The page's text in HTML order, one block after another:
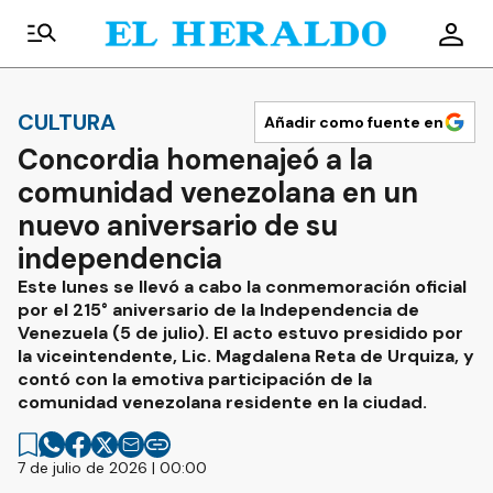
CULTURA Añadir como fuente en
Concordia homenajeó a la
comunidad venezolana en un
nuevo aniversario de su
independencia
Este lunes se llevó a cabo la conmemoración oficial
por el 215° aniversario de la Independencia de
Venezuela (5 de julio). El acto estuvo presidido por
la viceintendente, Lic. Magdalena Reta de Urquiza, y
contó con la emotiva participación de la
comunidad venezolana residente en la ciudad.
7 de julio de 2026 | 00:00